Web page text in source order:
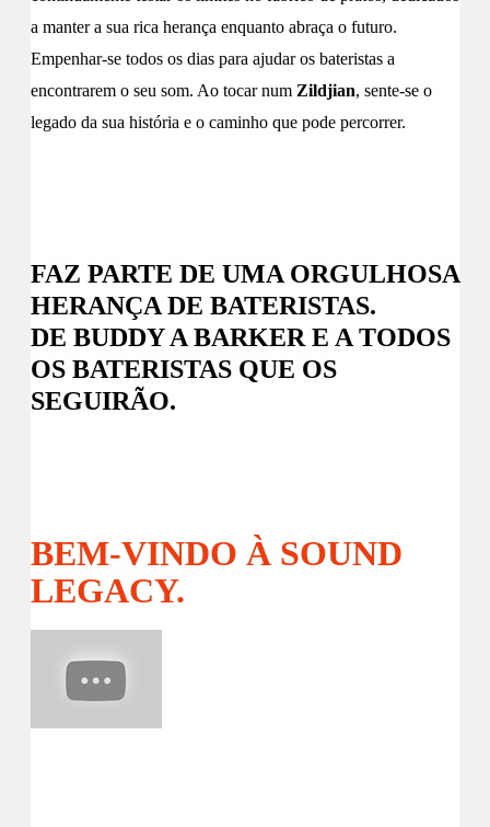
a manter a sua rica herança enquanto abraça o futuro.
Empenhar-se todos os dias para ajudar os bateristas a
encontrarem o seu som. Ao tocar num Zildjian, sente-se o
legado da sua história e o caminho que pode percorrer.
FAZ PARTE DE UMA ORGULHOSA
HERANÇA DE BATERISTAS.
DE BUDDY A BARKER E A TODOS
OS BATERISTAS QUE OS
SEGUIRÃO.
BEM-VINDO À SOUND
LEGACY.